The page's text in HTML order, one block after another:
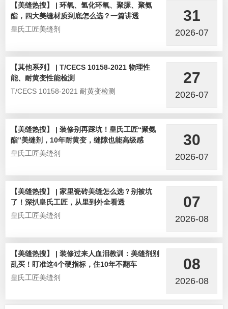
【美缝热搜】 | 环氧、氢化环氧、聚脲、聚氨
酯，四大美缝材质到底怎么选？一篇讲透
皇氏工匠美缝剂
31
2026-07
【其他系列】 | T/CECS 10158-2021 物理性
能、耐黄变性能检测
T/CECS 10158-2021 耐黄变检测
27
2026-07
【美缝热搜】 | 装修别再踩坑！皇氏工匠“聚氨
酯”美缝剂，10年耐黄变，缝隙也能高级感
皇氏工匠美缝剂
30
2026-07
【美缝热搜】 | 家里瓷砖美缝怎么选？别被坑
了！深扒皇氏工匠，从里到外全看透
皇氏工匠美缝剂
07
2026-08
【美缝热搜】 | 装修过来人血泪教训：美缝剂别
乱买！盯准这4个硬指标，住10年不翻车
皇氏工匠美缝剂
08
2026-08